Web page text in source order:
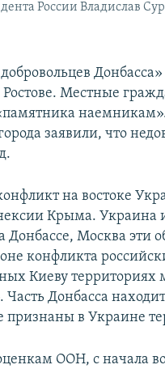
России Владислав
Ростове. Местные
заявили, что
на востоке
Крыма. Украина
Донбассе, Москва эти
конфликта
Киеву территориях
Часть Донбасса
признаны в Украине
ООН, с начала